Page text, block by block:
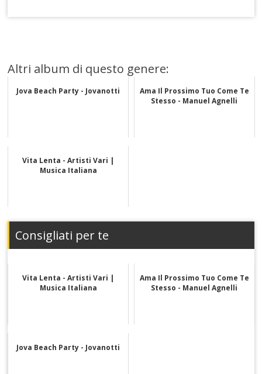
Altri album di questo genere:
Jova Beach Party - Jovanotti
Ama Il Prossimo Tuo Come Te
Stesso - Manuel Agnelli
Vita Lenta - Artisti Vari |
Musica Italiana
Consigliati per te
Vita Lenta - Artisti Vari |
Musica Italiana
Ama Il Prossimo Tuo Come Te
Stesso - Manuel Agnelli
Jova Beach Party - Jovanotti